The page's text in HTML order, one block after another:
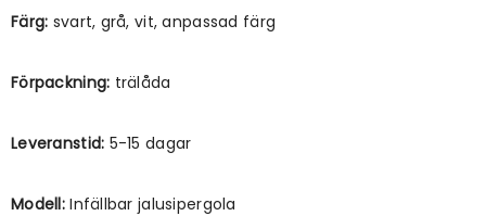
Färg: svart, grå, vit, anpassad färg
Förpackning: trälåda
Leveranstid: 5-15 dagar
Modell:Infällbar jalusipergola